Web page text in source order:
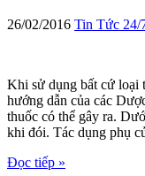
26/02/2016 Tin Tức 24/
Khi sử dụng bất cứ loại
hướng dẫn của các
thuốc có thể gây ra.
khi đói. Tác dụng phụ
Đọc tiếp »